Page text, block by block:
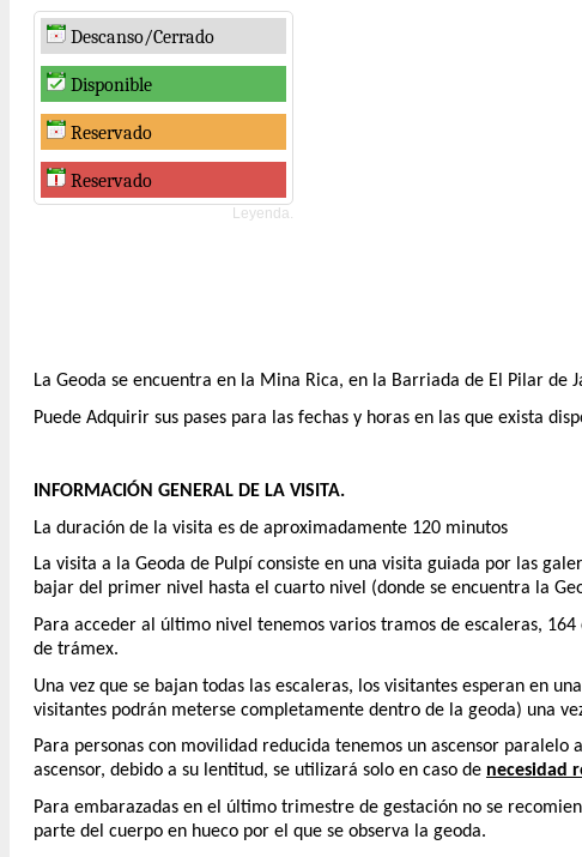
Descanso/Cerrado
Disponible
Reservado
Reservado
Leyenda.
La Geoda se encuentra en la Mina Rica, en la Barriada de El Pilar
Puede Adquirir sus pases para las fechas y horas en las que exista
INFORMACIÓN GENERAL DE LA VISITA.
La duración de la visita es de aproximadamente 120 minutos
La visita a la Geoda de Pulpí consiste en una visita guiada por las
bajar del primer nivel hasta el cuarto nivel (donde se encuentra la
Para acceder al último nivel tenemos varios tramos de escaleras,
de trámex.
Una vez que se bajan todas las escaleras, los visitantes esperan en
visitantes podrán meterse completamente dentro de la geoda) una
Para personas con movilidad reducida tenemos un ascensor paralelo
ascensor, debido a su lentitud, se utilizará solo en caso de necesidad
Para embarazadas en el último trimestre de gestación no se
parte del cuerpo en hueco por el que se observa la geoda.